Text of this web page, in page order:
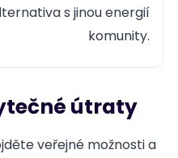
s jinou energií
komunity.
útraty
veřejné možnosti a